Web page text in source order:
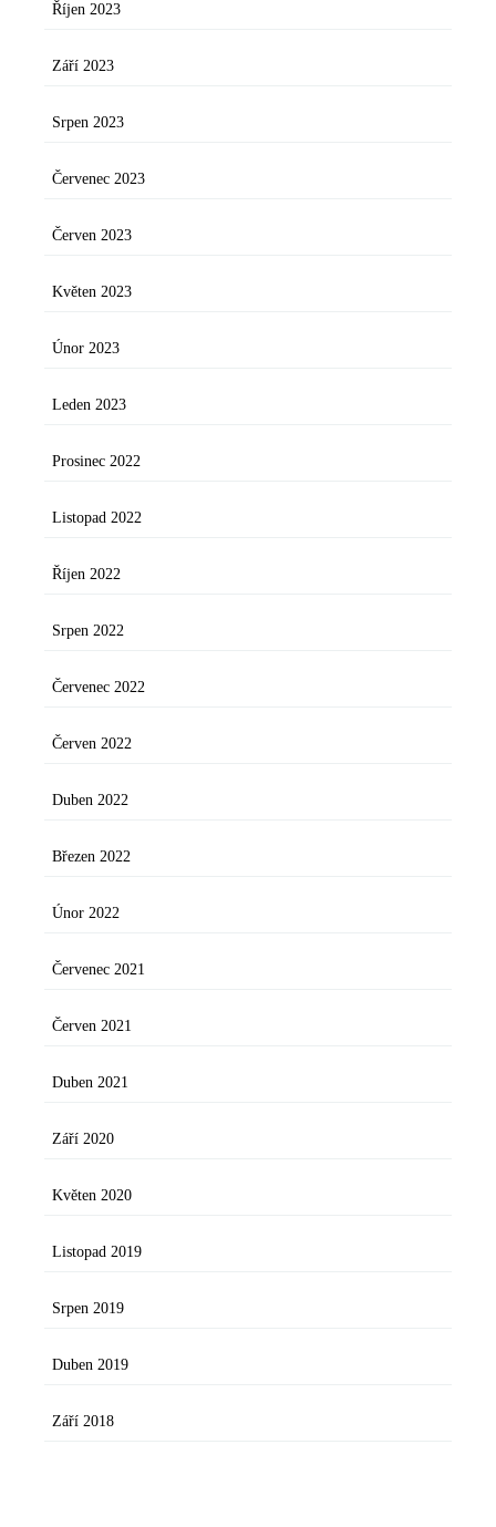
Říjen 2023
Září 2023
Srpen 2023
Červenec 2023
Červen 2023
Květen 2023
Únor 2023
Leden 2023
Prosinec 2022
Listopad 2022
Říjen 2022
Srpen 2022
Červenec 2022
Červen 2022
Duben 2022
Březen 2022
Únor 2022
Červenec 2021
Červen 2021
Duben 2021
Září 2020
Květen 2020
Listopad 2019
Srpen 2019
Duben 2019
Září 2018